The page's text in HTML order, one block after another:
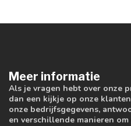
Meer informatie
Als je vragen hebt over onze
dan een kijkje op onze
onze bedrijfsgegevens,
en verschillende manieren